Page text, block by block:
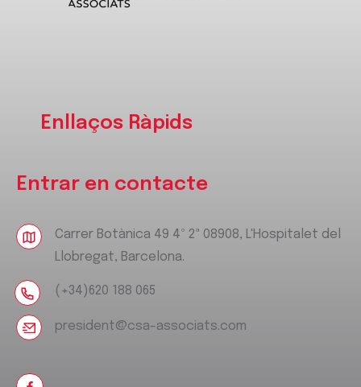
Enllaços Ràpids
Entrar en contacte
Carrer Botànica 49 4º 2ª 08908, L'Hospitalet del
Llobregat, Barcelona.
(+34)620 188 065
president@csa-associats.com